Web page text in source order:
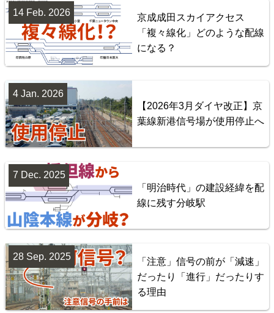
台湾全島配線略図 臺灣鐵路管理局・臺灣高鐵・阿里
楽天市場 書泉 BOOTH
配線略図で辿る首都圏の回送列車2 特急型車両編
楽天市場 書泉 BOOTH
京成成田スカイアクセス
「複々線化」どのような配線
になる？
14 Feb. 2026
【2026年3月ダイヤ改正】京
葉線新港信号場が使用停止へ
4 Jan. 2026
「明治時代」の建設経緯を配
線に残す分岐駅
7 Dec. 2025
「注意」信号の前が「減速」
だったり「進行」だったりす
る理由
28 Sep. 2025